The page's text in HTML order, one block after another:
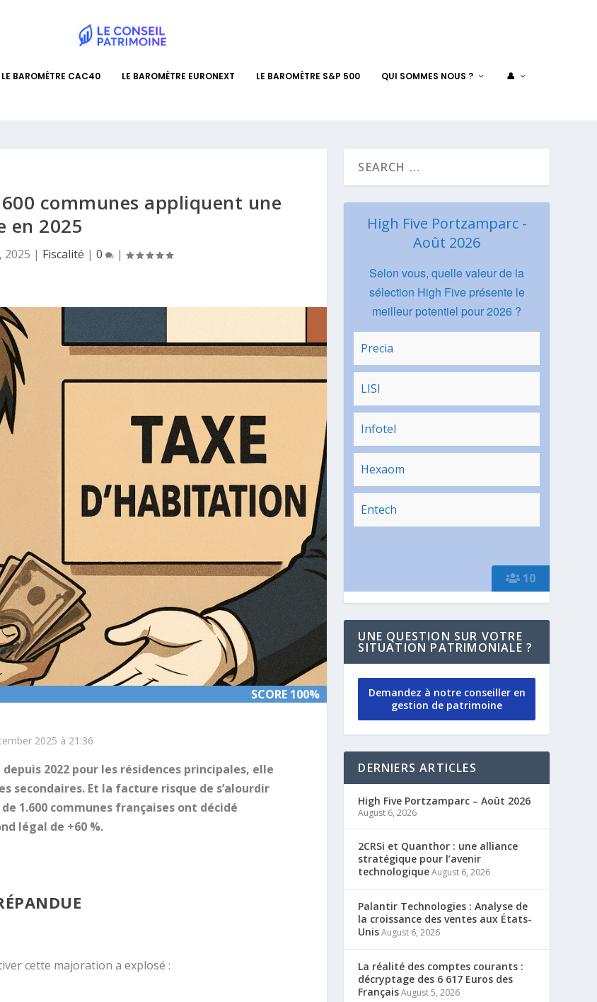
LE BAROMÈTRE CAC40 LE BAROMÈTRE EURONEXT LE BAROMÈTRE S&P 500 QUI SOMMES NOUS ? 👤
communes appliquent une
en 2025
2025 | Fiscalité | 0 |
SCORE 100%
SCORE 100%
2025 à 21:36
2022 pour les résidences principales, elle
secondaires. Et la facture risque de s’alourdir
1.600 communes françaises ont décidé
légal de +60 %.
cette majoration a explosé :
10
High Five Portzamparc -
Août 2026
Selon vous, quelle valeur de la
sélection High Five présente le
meilleur potentiel pour 2026 ?
Precia
LISI
Infotel
Hexaom
Entech
UNE QUESTION SUR VOTRE
SITUATION PATRIMONIALE ?
Demandez à notre conseiller en
gestion de patrimoine
DERNIERS ARTICLES
High Five Portzamparc – Août 2026
August 6, 2026
2CRSi et Quanthor : une alliance
stratégique pour l’avenir
technologiqueAugust 6, 2026
Palantir Technologies : Analyse de
la croissance des ventes aux États-
UnisAugust 6, 2026
La réalité des comptes courants :
décryptage des 6 617 Euros des
FrançaisAugust 5, 2026